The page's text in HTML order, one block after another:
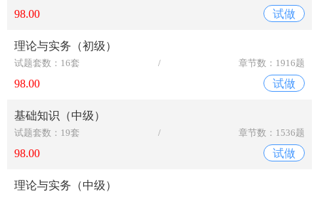
98.00 试做
理论与实务（初级）
试题套数：16套 / 章节数：1916题
98.00 试做
基础知识（中级）
试题套数：19套 / 章节数：1536题
98.00 试做
理论与实务（中级）